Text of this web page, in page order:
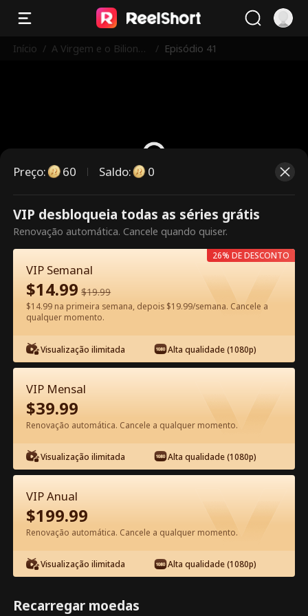
Início / A Virgem e o Bilionári
/ Episódio 41
Este episódio é pago. Desbloqueie
para assistir.
60
Episódio 41 - A Virgem e o Bilionário
Filme completo
1-50 51-76 Todos os episódios
41 42 44 45
Preço: 60 Saldo: 0
VIP desbloqueia todas as séries grátis
Renovação automática. Cancele quando quiser.
VIP Semanal
$14.99 $19.99
$14.99 na primeira semana, depois $19.99/semana. Cancele a
qualquer momento.
Visualização ilimitada Alta qualidade (1080p)
26% DE DESCONTO
VIP Mensal
$39.99
Renovação automática. Cancele a qualquer momento.
Visualização ilimitada Alta qualidade (1080p)
VIP Anual
$199.99
Renovação automática. Cancele a qualquer momento.
Visualização ilimitada Alta qualidade (1080p)
Recarregar moedas